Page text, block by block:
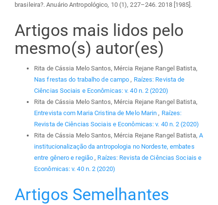
brasileira?. Anuário Antropológico, 10 (1), 227–246. 2018 [1985].
Artigos mais lidos pelo
mesmo(s) autor(es)
Rita de Cássia Melo Santos, Mércia Rejane Rangel Batista,
Nas frestas do trabalho de campo, Raízes: Revista de
Ciências Sociais e Econômicas: v. 40 n. 2 (2020)
Rita de Cássia Melo Santos, Mércia Rejane Rangel Batista,
Entrevista com Maria Cristina de Melo Marin, Raízes:
Revista de Ciências Sociais e Econômicas: v. 40 n. 2 (2020)
Rita de Cássia Melo Santos, Mércia Rejane Rangel Batista, A
institucionalização da antropologia no Nordeste, embates
entre gênero e região, Raízes: Revista de Ciências Sociais e
Econômicas: v. 40 n. 2 (2020)
Artigos Semelhantes